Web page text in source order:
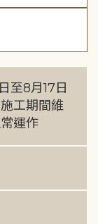
至8月17日
工期間維
運作